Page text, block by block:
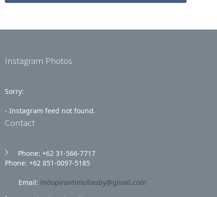
Instagram Photos
Sorry:
- Instagram feed not found.
Contact
Phone: +62 31‑566‑7717
Phone: +62 851‑0097‑5185
Email: indopirantimuliasby@gmail.com